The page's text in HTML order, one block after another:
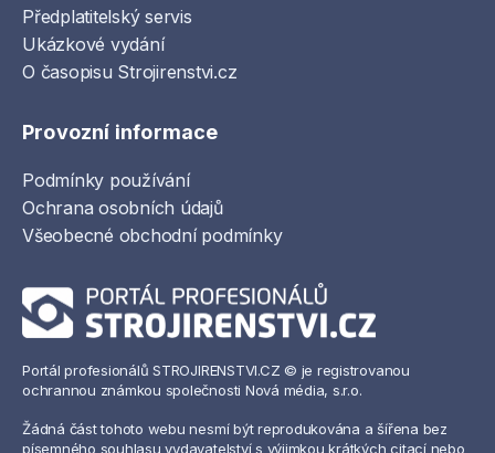
Předplatitelský servis
Ukázkové vydání
O časopisu Strojirenstvi.cz
Provozní informace
Podmínky používání
Ochrana osobních údajů
Všeobecné obchodní podmínky
Portál profesionálů STROJIRENSTVI.CZ © je registrovanou
ochrannou známkou společnosti Nová média, s.r.o.
Žádná část tohoto webu nesmí být reprodukována a šířena bez
písemného souhlasu vydavatelství s výjimkou krátkých citací nebo